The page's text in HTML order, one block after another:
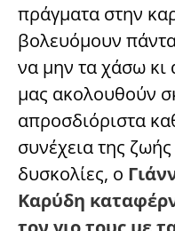
πράγματα στην
βολευόμουν
να μην τα χάσω κι
μας ακολουθούν
απροσδιόριστα
συνέχεια της
δυσκολίες, ο
Καρύδη